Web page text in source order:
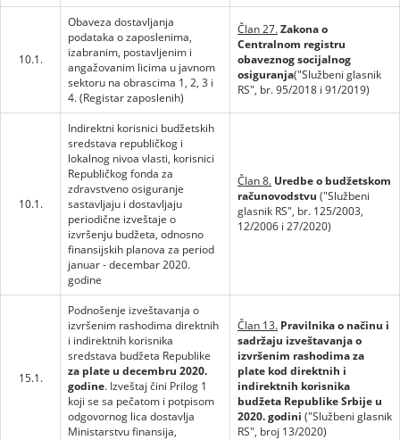
10.1.
Obaveza dostavljanja
podataka o zaposlenima,
izabranim, postavljenim i
angažovanim licima u javnom
sektoru na obrascima 1, 2, 3 i
4. (Registar zaposlenih)
Član 27.Zakona o
Centralnom registru
obaveznog socijalnog
osiguranja("Službeni glasnik
RS", br. 95/2018 i 91/2019)
10.1.
Indirektni korisnici budžetskih
sredstava republičkog i
lokalnog nivoa vlasti, korisnici
Republičkog fonda za
zdravstveno osiguranje
sastavljaju i dostavljaju
periodične izveštaje o
izvršenju budžeta, odnosno
finansijskih planova za period
januar - decembar 2020.
godine
Član 8. Uredbe o budžetskom
računovodstvu ("Službeni
glasnik RS", br. 125/2003,
12/2006 i 27/2020)
15.1.
Podnošenje izveštavanja o
izvršenim rashodima direktnih
i indirektnih korisnika
sredstava budžeta Republike
za plate u decembru 2020.
godine. Izveštaj čini Prilog 1
koji se sa pečatom i potpisom
odgovornog lica dostavlja
Ministarstvu finansija,
Član 13. Pravilnika o načinu i
sadržaju izveštavanja o
izvršenim rashodima za
plate kod direktnih i
indirektnih korisnika
budžeta Republike Srbije u
2020. godini ("Službeni glasnik
RS", broj 13/2020)